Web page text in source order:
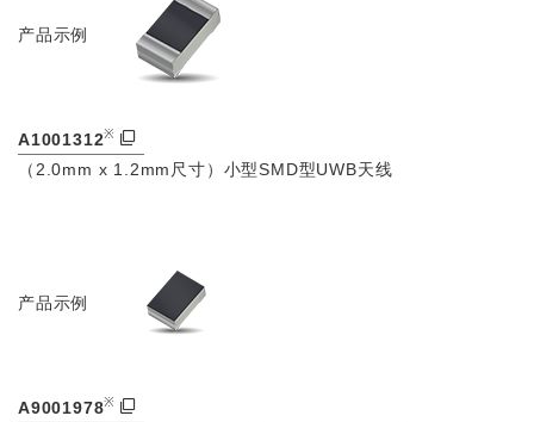
产品示例
A1001312※
（2.0mm x 1.2mm尺寸）小型SMD型UWB天线
产品示例
A9001978※